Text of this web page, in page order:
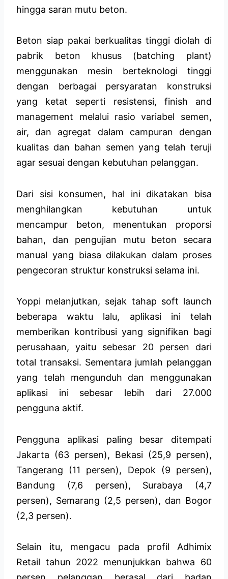
hingga saran mutu beton.
Beton siap pakai berkualitas tinggi diolah di
pabrik beton khusus (batching plant)
menggunakan mesin berteknologi tinggi
dengan berbagai persyaratan konstruksi
yang ketat seperti resistensi, finish and
management melalui rasio variabel semen,
air, dan agregat dalam campuran dengan
kualitas dan bahan semen yang telah teruji
agar sesuai dengan kebutuhan pelanggan.
Dari sisi konsumen, hal ini dikatakan bisa
menghilangkan kebutuhan untuk
mencampur beton, menentukan proporsi
bahan, dan pengujian mutu beton secara
manual yang biasa dilakukan dalam proses
pengecoran struktur konstruksi selama ini.
Yoppi melanjutkan, sejak tahap soft launch
beberapa waktu lalu, aplikasi ini telah
memberikan kontribusi yang signifikan bagi
perusahaan, yaitu sebesar 20 persen dari
total transaksi. Sementara jumlah pelanggan
yang telah mengunduh dan menggunakan
aplikasi ini sebesar lebih dari 27.000
pengguna aktif.
Pengguna aplikasi paling besar ditempati
Jakarta (63 persen), Bekasi (25,9 persen),
Tangerang (11 persen), Depok (9 persen),
Bandung (7,6 persen), Surabaya (4,7
persen), Semarang (2,5 persen), dan Bogor
(2,3 persen).
Selain itu, mengacu pada profil Adhimix
Retail tahun 2022 menunjukkan bahwa 60